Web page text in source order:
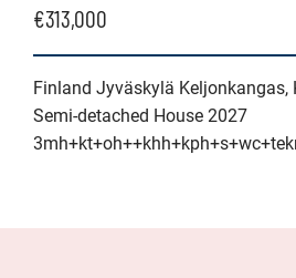
€313,000
Finland Jyväskylä Keljonkangas,
Semi-detached House 2027